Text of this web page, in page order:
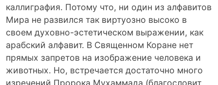
каллиграфия. Потому что, ни один из алфавитов
Мира не развился так виртуозно высоко в
своем духовно-эстетическом выражении, как
арабский алфавит. В Священном Коране нет
прямых запретов на изображение человека и
животных. Но, встречается достаточно много